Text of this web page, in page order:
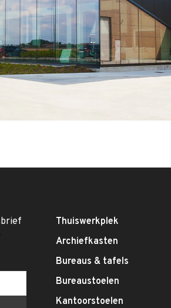
Thuiswerkplek
Archiefkasten
Bureaus & tafels
Bureaustoelen
Kantoorstoelen